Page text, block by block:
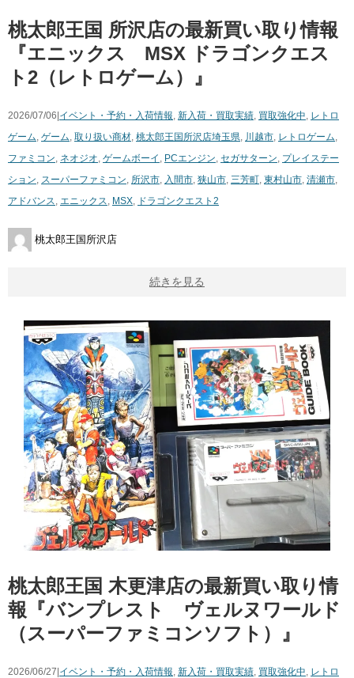
桃太郎王国 所沢店の最新買い取り情報
『エニックス MSX ドラゴンクエス
ト2（レトロゲーム）』
2026/07/06|イベント・予約・入荷情報 新入荷・買取実績 買取強化中 レトロ
ゲーム ゲーム 取り扱い商材 桃太郎王国所沢店埼玉県 川越市 レトロゲーム
ファミコン ネオジオ ゲームボーイ PCエンジン セガサターン プレイステー
ション
スーパーファミコン 所沢市 入間市 狭山市 三芳町 東村山市 清瀬市
アドバンス
エニックス MSX ドラゴンクエスト2
桃太郎王国所沢店
続きを見る
桃太郎王国 木更津店の最新買い取り情
報『バンプレスト ヴェルヌワールド
（スーパーファミコンソフト）』
2026/06/27|イベント・予約・入荷情報 新入荷・買取実績 買取強化中 レトロ